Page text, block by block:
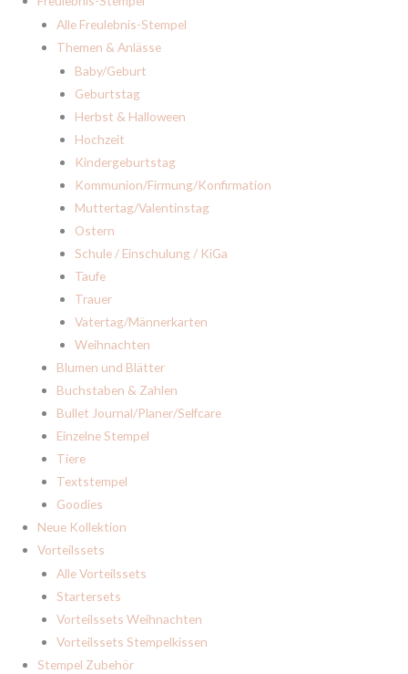
Alle Freulebnis-Stempel
Themen & Anlässe
Baby/Geburt
Geburtstag
Herbst & Halloween
Hochzeit
Kindergeburtstag
Kommunion/Firmung/Konfirmation
Muttertag/Valentinstag
Ostern
Schule / Einschulung / KiGa
Taufe
Trauer
Vatertag/Männerkarten
Weihnachten
Blumen und Blätter
Buchstaben & Zahlen
Bullet Journal/Planer/Selfcare
Einzelne Stempel
Tiere
Textstempel
Goodies
Neue Kollektion
Vorteilssets
Alle Vorteilssets
Startersets
Vorteilssets Weihnachten
Vorteilssets Stempelkissen
Stempel Zubehör